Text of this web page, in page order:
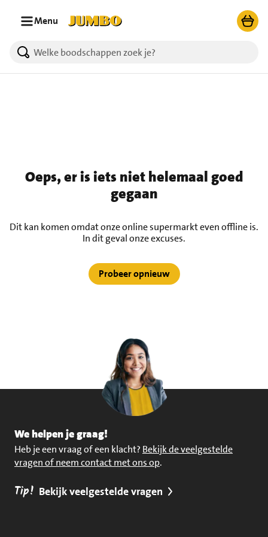
Menu
Oeps, er is iets niet helemaal goed
gegaan
Dit kan komen omdat onze online supermarkt even offline is.
In dit geval onze excuses.
Probeer opnieuw
We helpen je graag!
Heb je een vraag of een klacht? Bekijk de veelgestelde
vragen of neem contact met ons op.
Tip! Bekijk veelgestelde vragen